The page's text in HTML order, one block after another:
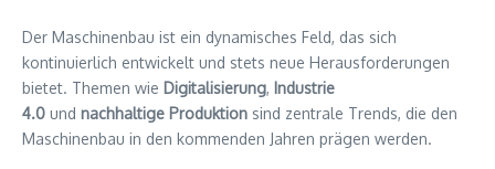
Der Maschinenbau ist ein dynamisches Feld, das sich
kontinuierlich entwickelt und stets neue Herausforderungen
bietet. Themen wie Digitalisierung, Industrie
4.0 und nachhaltige Produktion sind zentrale Trends, die den
Maschinenbau in den kommenden Jahren prägen werden.